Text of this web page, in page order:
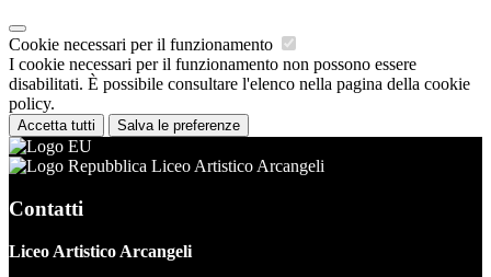
Cookie necessari per il funzionamento
I cookie necessari per il funzionamento non possono essere
disabilitati. È possibile consultare l'elenco nella pagina della cookie
policy.
Accetta tutti Salva le preferenze
Liceo Artistico Arcangeli
Contatti
Liceo Artistico Arcangeli